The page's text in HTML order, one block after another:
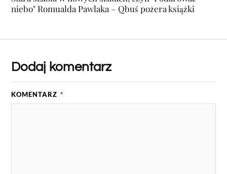
niebo" Romualda Pawlaka – Qbuś pożera książki
Dodaj komentarz
KOMENTARZ *